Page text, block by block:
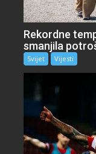
Rekordne
smanjila
Svijet Vijesti